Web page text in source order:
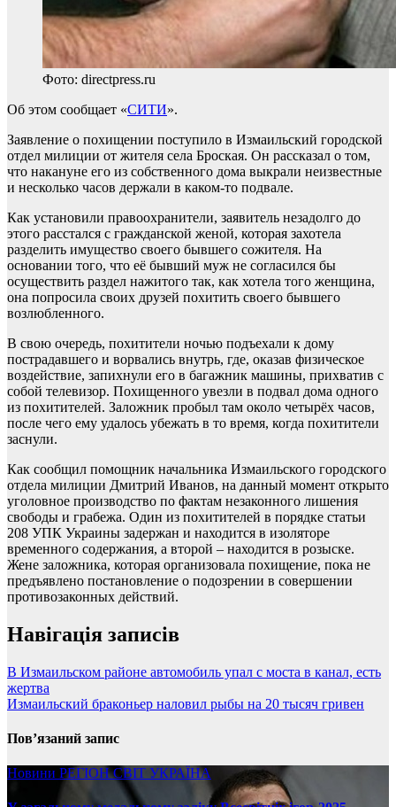
Фото: directpress.ru
Об этом сообщает «СИТИ».
Заявление о похищении поступило в Измаильский городской
отдел милиции от жителя села Броская. Он рассказал о том,
что накануне его из собственного дома выкрали неизвестные
и несколько часов держали в каком-то подвале.
Как установили правоохранители, заявитель незадолго до
этого расстался с гражданской женой, которая захотела
разделить имущество своего бывшего сожителя. На
основании того, что её бывший муж не согласился бы
осуществить раздел нажитого так, как хотела того женщина,
она попросила своих друзей похитить своего бывшего
возлюбленного.
В свою очередь, похитители ночью подъехали к дому
пострадавшего и ворвались внутрь, где, оказав физическое
воздействие, запихнули его в багажник машины, прихватив с
собой телевизор. Похищенного увезли в подвал дома одного
из похитителей. Заложник пробыл там около четырёх часов,
после чего ему удалось убежать в то время, когда похитители
заснули.
Как сообщил помощник начальника Измаильского городского
отдела милиции Дмитрий Иванов, на данный момент открыто
уголовное производство по фактам незаконного лишения
свободы и грабежа. Один из похитителей в порядке статьи
208 УПК Украины задержан и находится в изоляторе
временного содержания, а второй – находится в розыске.
Жене заложника, которая организовала похищение, пока не
предъявлено постановление о подозрении в совершении
противозаконных действий.
Навігація записів
В Измаильском районе автомобиль упал с моста в канал, есть
жертва
Измаильский браконьер наловил рыбы на 20 тысяч гривен
Пов’язаний запис
Новини РЕГІОНСВІТ УКРАЇНА